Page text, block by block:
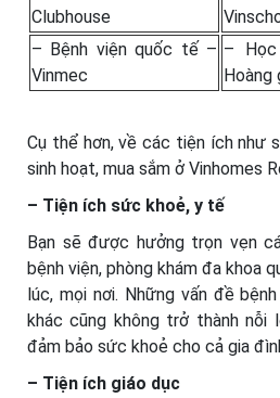
Clubhouse
– Bệnh viện quốc tế –
Vinmec
–
Hoàng
Cụ thể hơn, về các tiện ích như
sinh hoạt, mua sắm ở Vinhomes
– Tiện ích sức khoẻ, y tế
Bạn sẽ được hưởng trọn vẹn
bệnh viện, phòng khám đa khoa
lúc, mọi nơi. Những vấn đề
khác cũng không trở thành
đảm bảo sức khoẻ cho cả gia
– Tiện ích giáo dục